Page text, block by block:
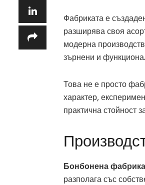
Фабриката е
разширява своя
модерна
зърнени и
Това не е просто
характер,
практична стойност
Бонбонена
разполага със